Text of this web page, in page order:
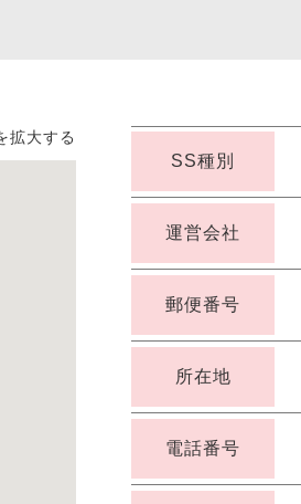
拡大する
SS種別
運営会社
郵便番号
所在地
電話番号